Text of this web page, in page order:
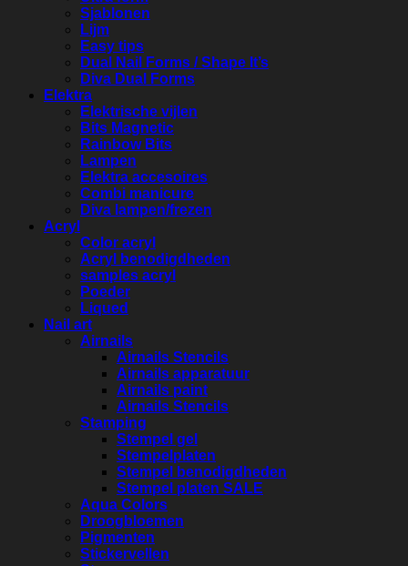
Sjablonen
Lijm
Easy tips
Dual Nail Forms / Shape It’s
Diva Dual Forms
Elektra
Elektrische vijlen
Bits Magnetic
Rainbow Bits
Lampen
Elektra accesoires
Combi manicure
Diva lampen/frezen
Acryl
Color acryl
Acryl benodigdheden
samples acryl
Poeder
Liqued
Nail art
Airnails
Airnails Stencils
Airnails apparatuur
Airnails paint
Airnails Stencils
Stamping
Stempel gel
Stempelplaten
Stempel benodigdheden
Stempel platen SALE
Aqua Colors
Droogbloemen
Pigmenten
Stickervellen